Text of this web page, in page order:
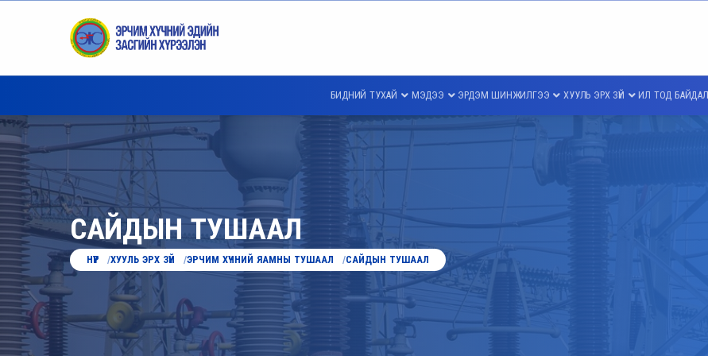
БИДНИЙ ТУХАЙ МЭДЭЭ ЭРДЭМ ШИНЖИЛГЭЭ ХУУЛЬ ЭРХ ЗҮЙ ИЛ ТОД БАЙДАЛ
САЙДЫН ТУШААЛ
НҮҮР ХУУЛЬ ЭРХ ЗҮЙ ЭРЧИМ ХҮЧНИЙ ЯАМНЫ ТУШААЛ САЙДЫН ТУШААЛ